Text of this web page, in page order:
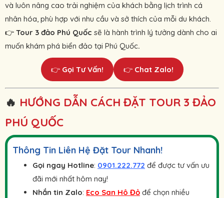
và luôn nâng cao trải nghiệm của khách bằng lịch trình cá
nhân hóa, phù hợp với nhu cầu và sở thích của mỗi du khách.
👉 Tour 3 đảo Phú Quốc sẽ là hành trình lý tưởng dành cho ai
muốn khám phá biển đảo tại Phú Quốc.
👉 Gọi Tư Vấn! 👉 Chat Zalo!
🔥 HƯỚNG DẪN CÁCH ĐẶT TOUR 3 ĐẢO
PHÚ QUỐC
Thông Tin Liên Hệ Đặt Tour Nhanh!
Gọi ngay Hotline: 0901.222.772 để được tư vấn ưu
đãi mới nhất hôm nay!
Nhắn tin Zalo: Eco San Hô Đỏ để chọn nhiều